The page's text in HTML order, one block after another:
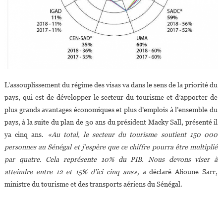
L’assouplissement du régime des visas va dans le sens de la priorité du
pays, qui est de développer le secteur du tourisme et d’apporter de
plus grands avantages économiques et plus d’emplois à l’ensemble du
pays, à la suite du plan de 30 ans du président Macky Sall, présenté il
ya cinq ans.
«Au total, le secteur du tourisme soutient 150 000
personnes au Sénégal et j’espère que ce chiffre pourra être multiplié
par quatre. Cela représente 10% du PIB. Nous devons viser à
atteindre entre 12 et 15% d’ici cinq ans», a déclaré Alioune Sarr,
ministre du tourisme et des transports aériens du Sénégal.